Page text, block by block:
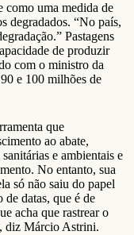
como uma medida de
degradados. “No país,
Pastagens
de produzir
com o ministro da
e 100 milhões de
que
ao abate,
e ambientais e
No entanto, sua
só não saiu do papel
de datas, que é de
acha que rastrear o
diz Márcio Astrini.